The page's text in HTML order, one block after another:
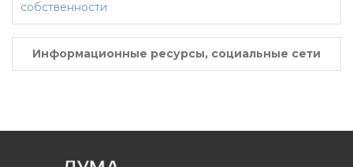
собственности
Информационные ресурсы, социальные сети